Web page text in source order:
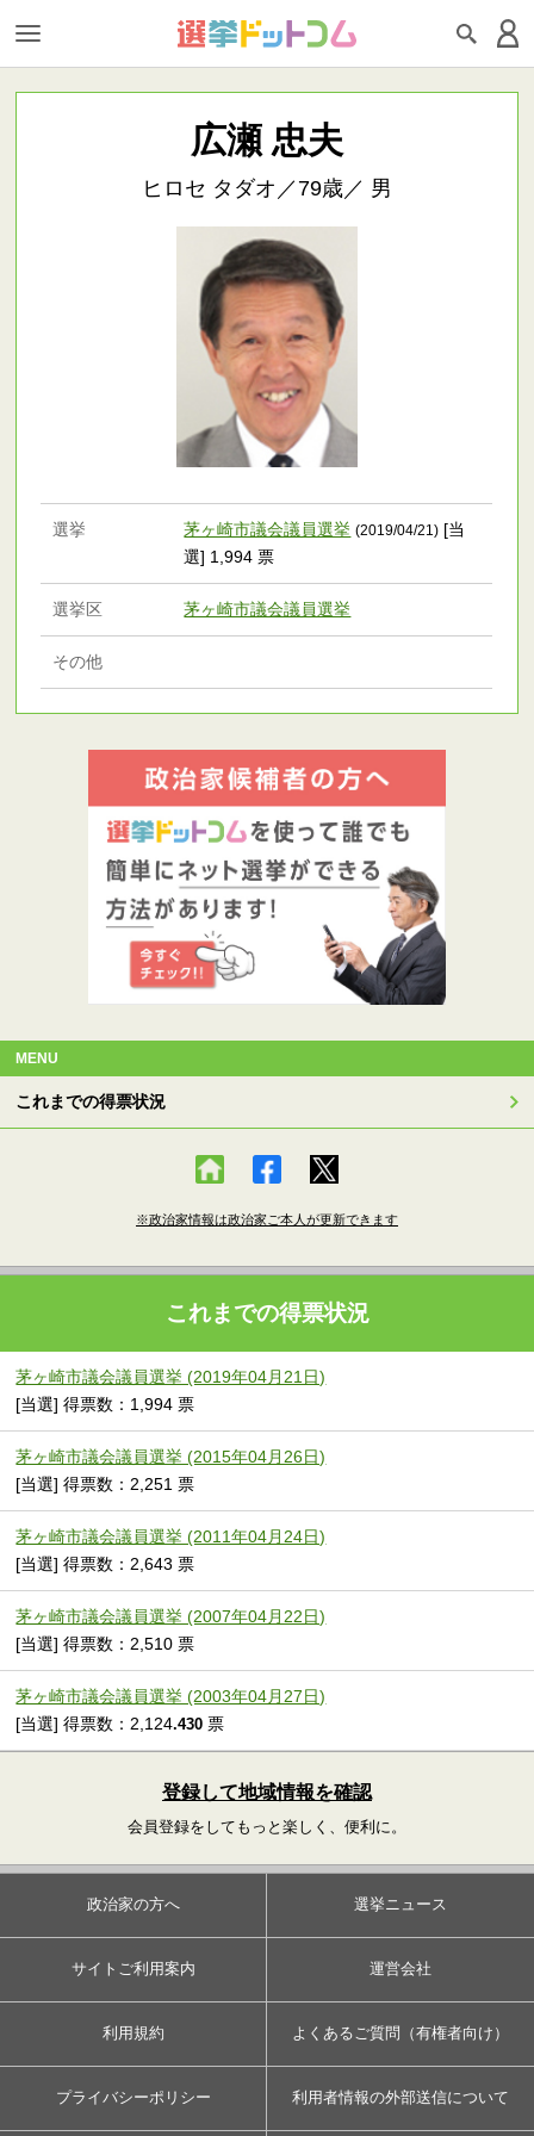
広瀬 忠夫
ヒロセ タダオ／79歳／ 男
選挙 茅ヶ崎市議会議員選挙 (2019/04/21) [当
選] 1,994 票
選挙区 茅ヶ崎市議会議員選挙
その他
MENU
これまでの得票状況
※政治家情報は政治家ご本人が更新できます
これまでの得票状況
茅ヶ崎市議会議員選挙 (2019年04月21日)
[当選] 得票数：1,994 票
茅ヶ崎市議会議員選挙 (2015年04月26日)
[当選] 得票数：2,251 票
茅ヶ崎市議会議員選挙 (2011年04月24日)
[当選] 得票数：2,643 票
茅ヶ崎市議会議員選挙 (2007年04月22日)
[当選] 得票数：2,510 票
茅ヶ崎市議会議員選挙 (2003年04月27日)
[当選] 得票数：2,124.430 票
登録して地域情報を確認
会員登録をしてもっと楽しく、便利に。
政治家の方へ 選挙ニュース
サイトご利用案内 運営会社
利用規約 よくあるご質問（有権者向け）
プライバシーポリシー 利用者情報の外部送信について